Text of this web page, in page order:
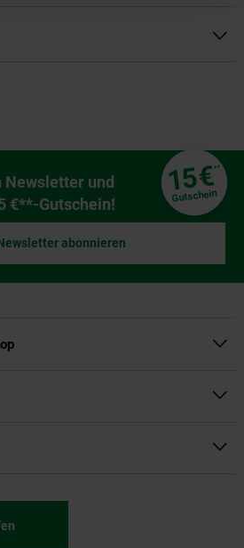
und
€**-Gutschein!
15€**
Gutschein
abonnieren